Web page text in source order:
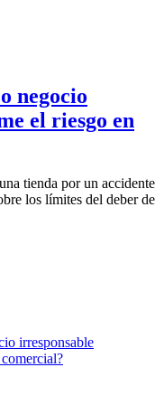
negocio
el riesgo en
tienda por un accidente
los límites del deber de